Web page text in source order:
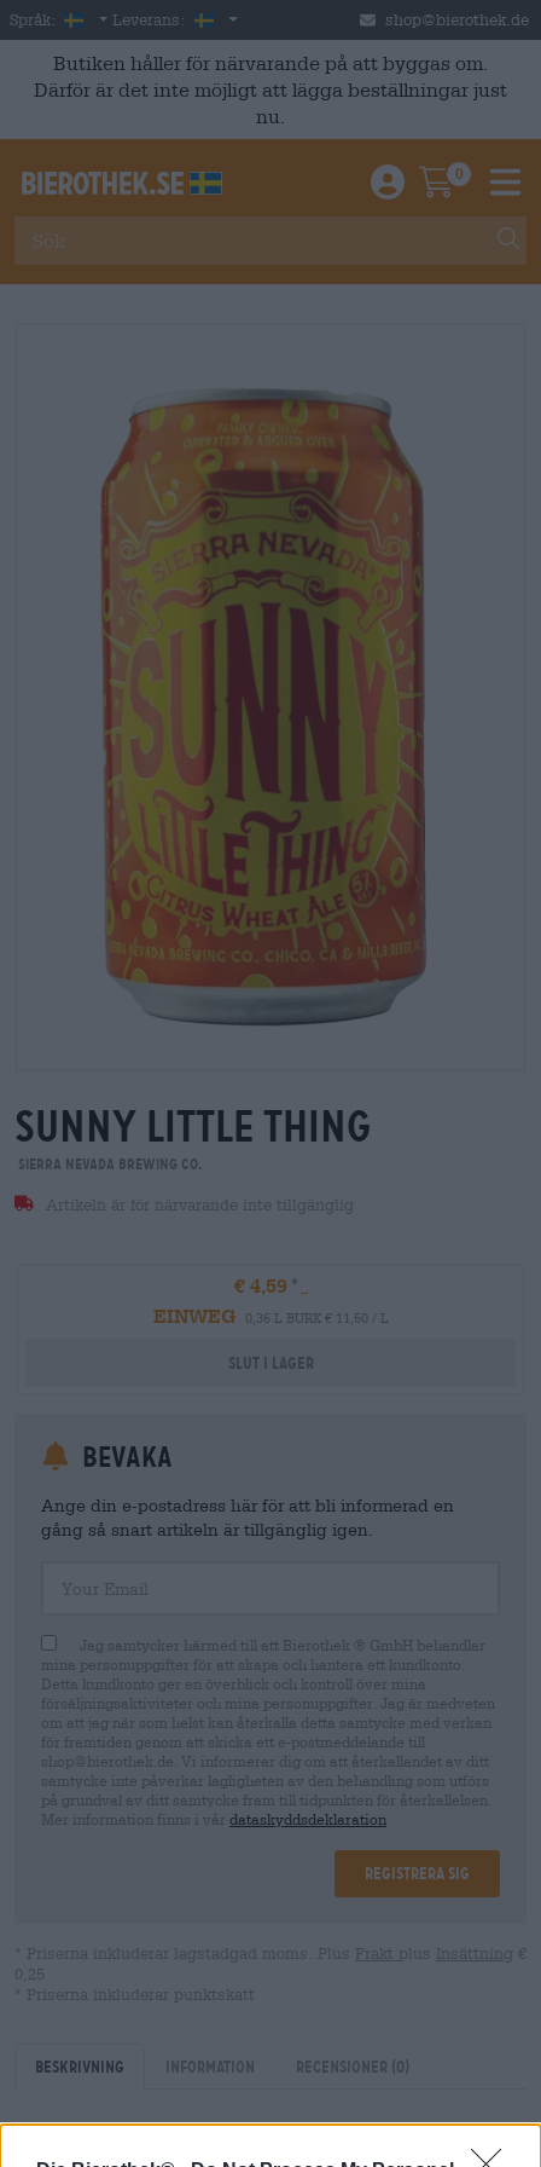
Skip to main content
Språk: Swedish
Leverans: Sverige shop@bierothek.de
Butiken håller för närvarande på att byggas om.
Därför är det inte möjligt att lägga beställningar just
nu.
Einloggen /
0
sunny little thing
Sierra Nevada Brewing Co.
Artikeln är för närvarande inte tillgänglig
€ 4,59
EINWEG
0,36 L BURK € 11,50 / L
Slut i lager
Bevaka
Ange din e-postadress här för att bli informerad en
gång så snart artikeln är tillgänglig igen.
Jag samtycker härmed till att Bierothek ® GmbH behandlar
mina personuppgifter för att skapa och hantera ett kundkonto.
Detta kundkonto ger en överblick och kontroll över mina
försäljningsaktiviteter och mina personuppgifter. Jag är medveten
om att jag när som helst kan återkalla detta samtycke med verkan
för framtiden genom att skicka ett e-postmeddelande till
shop@bierothek.de. Vi informerar dig om att återkallandet av ditt
samtycke inte påverkar lagligheten av den behandling som utförs
på grundval av ditt samtycke fram till tidpunkten för återkallelsen.
Mer information finns i vår dataskyddsdeklaration
Registrera sig
* Priserna inkluderar lagstadgad moms. Plus Frakt plus Insättning €
0,25
* Priserna inkluderar punktskatt
Beskrivning Information Recensioner (0)